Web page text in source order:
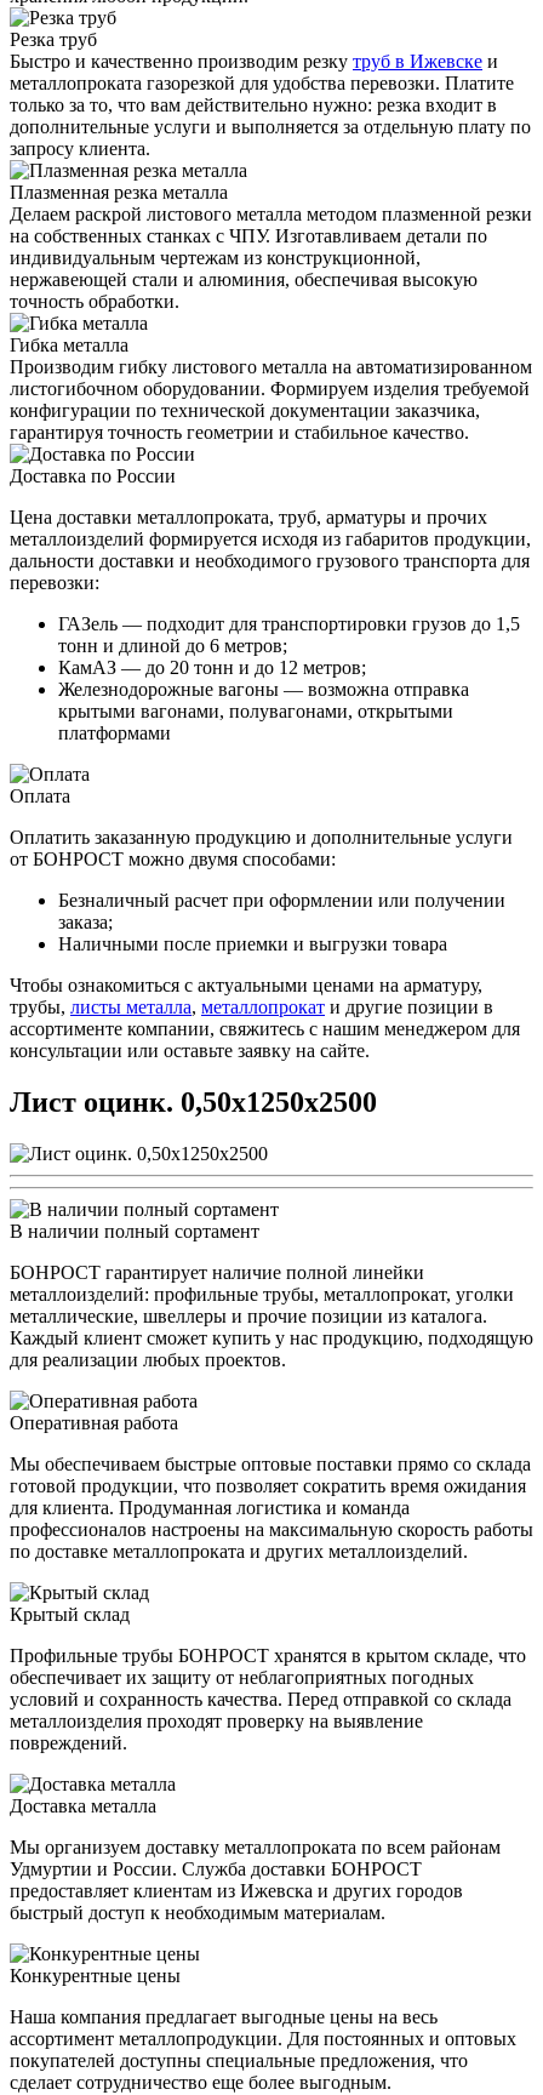
Резка труб
Быстро и качественно производим резку труб в Ижевске и
металлопроката газорезкой для удобства перевозки. Платите
только за то, что вам действительно нужно: резка входит в
дополнительные услуги и выполняется за отдельную плату по
запросу клиента.
Плазменная резка металла
Делаем раскрой листового металла методом плазменной резки
на собственных станках с ЧПУ. Изготавливаем детали по
индивидуальным чертежам из конструкционной,
нержавеющей стали и алюминия, обеспечивая высокую
точность обработки.
Гибка металла
Производим гибку листового металла на автоматизированном
листогибочном оборудовании. Формируем изделия требуемой
конфигурации по технической документации заказчика,
гарантируя точность геометрии и стабильное качество.
Доставка по России
Цена доставки металлопроката, труб, арматуры и прочих
металлоизделий формируется исходя из габаритов продукции,
дальности доставки и необходимого грузового транспорта для
перевозки:
ГАЗель — подходит для транспортировки грузов до 1,5
тонн и длиной до 6 метров;
КамАЗ — до 20 тонн и до 12 метров;
Железнодорожные вагоны — возможна отправка
крытыми вагонами, полувагонами, открытыми
платформами
Оплата
Оплатить заказанную продукцию и дополнительные услуги
от БОНРОСТ можно двумя способами:
Безналичный расчет при оформлении или получении
заказа;
Наличными после приемки и выгрузки товара
Чтобы ознакомиться с актуальными ценами на арматуру,
трубы, листы металла, металлопрокат и другие позиции в
ассортименте компании, свяжитесь с нашим менеджером для
консультации или оставьте заявку на сайте.
Лист оцинк. 0,50х1250х2500
В наличии полный сортамент
БОНРОСТ гарантирует наличие полной линейки
металлоизделий: профильные трубы, металлопрокат, уголки
металлические, швеллеры и прочие позиции из каталога.
Каждый клиент сможет купить у нас продукцию, подходящую
для реализации любых проектов.
Оперативная работа
Мы обеспечиваем быстрые оптовые поставки прямо со склада
готовой продукции, что позволяет сократить время ожидания
для клиента. Продуманная логистика и команда
профессионалов настроены на максимальную скорость работы
по доставке металлопроката и других металлоизделий.
Крытый склад
Профильные трубы БОНРОСТ хранятся в крытом складе, что
обеспечивает их защиту от неблагоприятных погодных
условий и сохранность качества. Перед отправкой со склада
металлоизделия проходят проверку на выявление
повреждений.
Доставка металла
Мы организуем доставку металлопроката по всем районам
Удмуртии и России. Служба доставки БОНРОСТ
предоставляет клиентам из Ижевска и других городов
быстрый доступ к необходимым материалам.
Конкурентные цены
Наша компания предлагает выгодные цены на весь
ассортимент металлопродукции. Для постоянных и оптовых
покупателей доступны специальные предложения, что
сделает сотрудничество еще более выгодным.